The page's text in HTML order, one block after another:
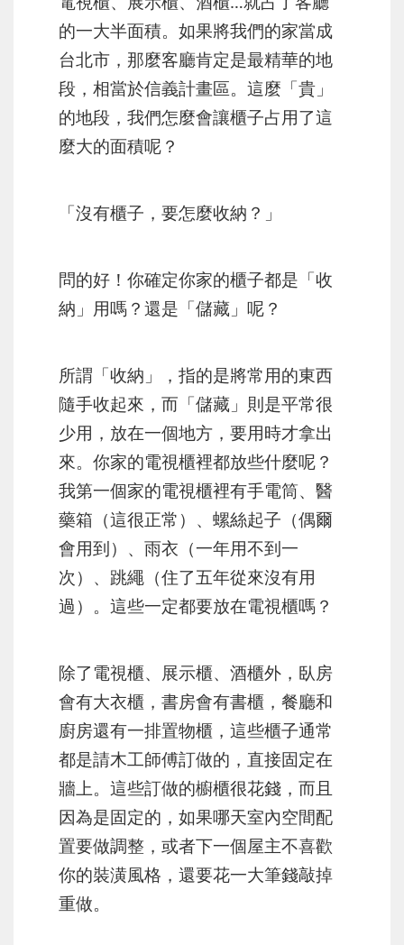
的一大半面積。如果將我們的家當成
台北市，那麼客廳肯定是最精華的地
段，相當於信義計畫區。這麼「貴」
的地段，我們怎麼會讓櫃子占用了這
麼大的面積呢？
「沒有櫃子，要怎麼收納？」
問的好！你確定你家的櫃子都是「收
納」用嗎？還是「儲藏」呢？
所謂「收納」，指的是將常用的東西
隨手收起來，而「儲藏」則是平常很
少用，放在一個地方，要用時才拿出
來。你家的電視櫃裡都放些什麼呢？
我第一個家的電視櫃裡有手電筒、醫
藥箱（這很正常）、螺絲起子（偶爾
會用到）、雨衣（一年用不到一
次）、跳繩（住了五年從來沒有用
過）。這些一定都要放在電視櫃嗎？
除了電視櫃、展示櫃、酒櫃外，臥房
會有大衣櫃，書房會有書櫃，餐廳和
廚房還有一排置物櫃，這些櫃子通常
都是請木工師傅訂做的，直接固定在
牆上。這些訂做的櫥櫃很花錢，而且
因為是固定的，如果哪天室內空間配
置要做調整，或者下一個屋主不喜歡
你的裝潢風格，還要花一大筆錢敲掉
重做。